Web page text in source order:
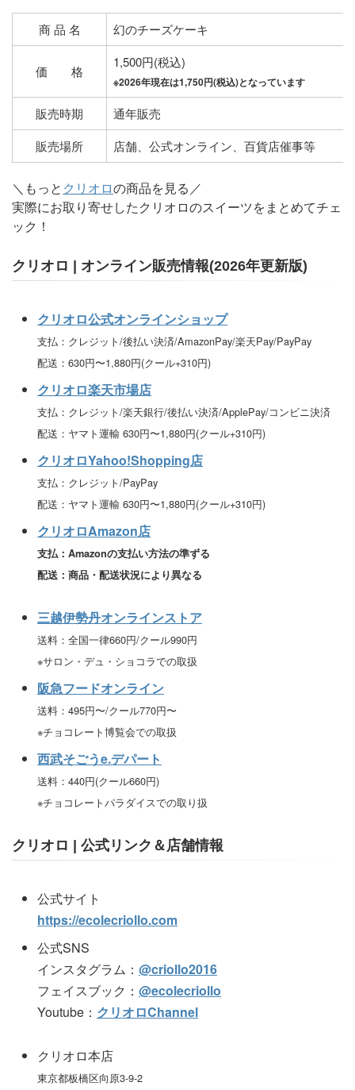
商 品 名 幻のチーズケーキ
価 格
1,500円(税込)
※2026年現在は1,750円(税込)となっています
販売時期
通年販売
販売場所
店舗、公式オンライン、百貨店催事等
＼もっと クリオロの商品を見る／
実際にお取り寄せしたクリオロのスイーツをまとめてチェ
ック！
クリオロ | オンライン販売情報(2026年更新版)
クリオロ公式オンラインショップ
支払：クレジット/後払い決済/AmazonPay/楽天Pay/PayPay
配送：630円〜1,880円(クール+310円)
クリオロ楽天市場店
支払：クレジット/楽天銀行/後払い決済/ApplePay/コンビニ決済
配送：ヤマト運輸 630円〜1,880円(クール+310円)
クリオロYahoo!Shopping店
支払：クレジット/PayPay
配送：ヤマト運輸 630円〜1,880円(クール+310円)
クリオロAmazon店
支払：Amazonの支払い方法の準ずる
配送：商品・配送状況により異なる
三越伊勢丹オンラインストア
送料：全国一律660円/クール990円
※サロン・デュ・ショコラでの取扱
阪急フードオンライン
送料：495円〜/クール770円〜
※チョコレート博覧会での取扱
西武そごうe.デパート
送料：440円(クール660円)
※チョコレートパラダイスでの取り扱
クリオロ | 公式リンク＆店舗情報
公式サイト
https://ecolecriollo.com
公式SNS
インスタグラム： @criollo2016
フェイスブック： @ecolecriollo
Youtube： クリオロChannel
クリオロ本店
東京都板橋区向原3-9-2